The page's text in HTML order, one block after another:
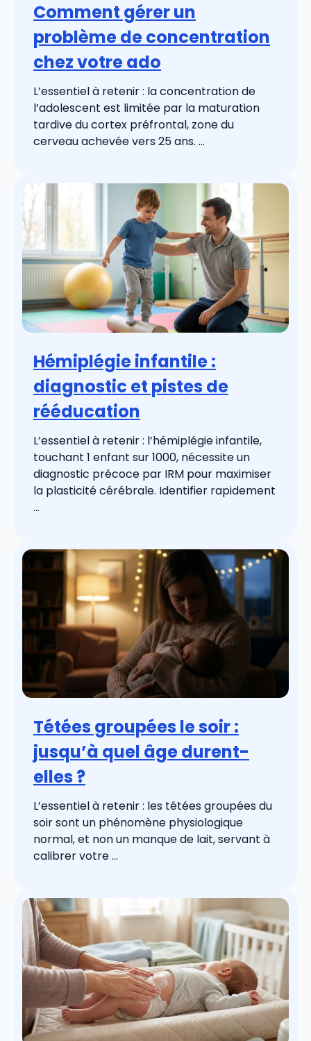
Comment gérer un
problème de concentration
chez votre ado
L’essentiel à retenir : la concentration de
l’adolescent est limitée par la maturation
tardive du cortex préfrontal, zone du
cerveau achevée vers 25 ans. ...
Hémiplégie infantile :
diagnostic et pistes de
rééducation
L’essentiel à retenir : l’hémiplégie infantile,
touchant 1 enfant sur 1000, nécessite un
diagnostic précoce par IRM pour maximiser
la plasticité cérébrale. Identifier rapidement
...
Tétées groupées le soir :
jusqu’à quel âge durent-
elles ?
L’essentiel à retenir : les tétées groupées du
soir sont un phénomène physiologique
normal, et non un manque de lait, servant à
calibrer votre ...